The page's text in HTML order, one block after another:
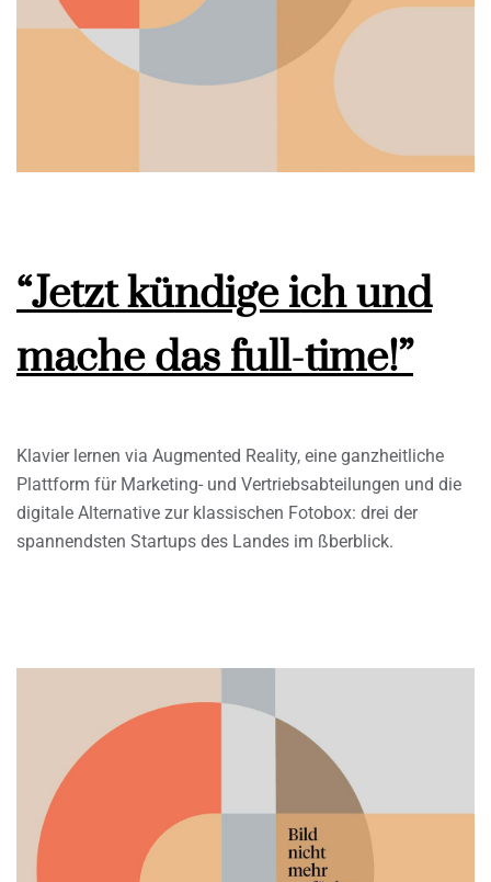
“Jetzt kündige ich und
mache das full-time!”
Klavier lernen via Augmented Reality, eine ganzheitliche
Plattform für Marketing- und Vertriebsabteilungen und die
digitale Alternative zur klassischen Fotobox: drei der
spannendsten Startups des Landes im ßberblick.